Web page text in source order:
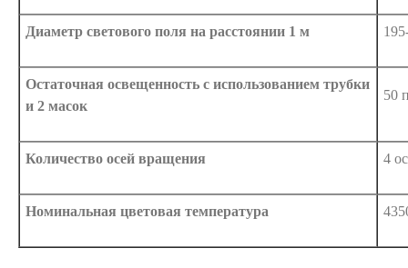
Диаметр светового поля на расстоянии 1 м
Остаточная освещенность с использованием трубки
и 2 масок
50
Количество осей вращения 4
Номинальная цветовая температура